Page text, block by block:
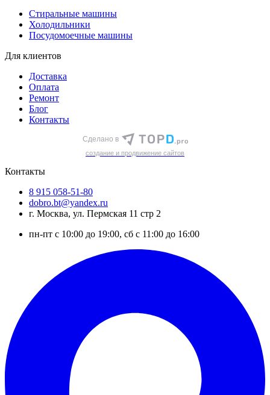
Стиральные машины
Холодильники
Посудомоечные машины
Для клиентов
Доставка
Оплата
Ремонт
Блог
Контакты
Сделано в
cоздание и продвижение сайтов
Контакты
8 915 058-51-80
dobro.bt@yandex.ru
г. Москва, ул. Пермская 11 стр 2
пн-пт с 10:00 до 19:00, сб с 11:00 до 16:00